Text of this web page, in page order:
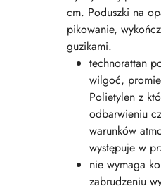
cm. Poduszki na
pikowanie,
guzikami.
technorattan
wilgoć,
Polietylen z
odbarwieniu
warunków
występuje w
nie wymaga
zabrudzeniu